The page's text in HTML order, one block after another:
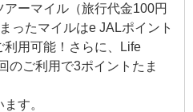
ーマイル（旅行代金100円
ったマイルはe JALポイント
用可能！さらに、Life
のご利用で3ポイントたま
す。